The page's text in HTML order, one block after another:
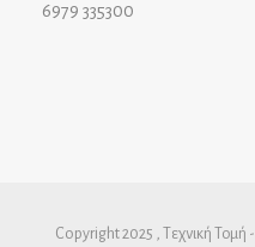
6979 335300
Copyright 2025 , Τεχνική Τομή -